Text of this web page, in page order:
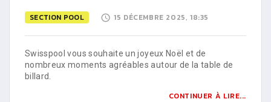
SECTION POOL 15 DÉCEMBRE 2025, 18:35
Swisspool vous souhaite un joyeux Noël et de
nombreux moments agréables autour de la table de
billard.
CONTINUER À LIRE...